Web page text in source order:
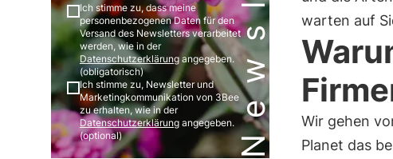
Ich stimme zu, dass meine
personenbezogenen Daten für den
Versand des Newsletters verarbeitet
werden, wie in der
Datenschutzerklärungangegeben.
(obligatorisch)
Ich stimme zu, Newsletter und
Marketingkommunikation von 3Bee
zu erhalten, wie in der
Datenschutzerklärung angegeben.
(optional)
warten auf
Wir gehen
Planet das